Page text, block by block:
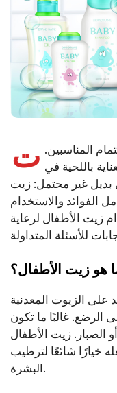
ت المناسبين.
باللحية في
بديل غير محتمل: زيت
الفوائد والاستخدام
زيت الأطفال لرعاية
هو زيت الأطفال؟
على الزيوت المعدنية
غالبًا ما تكون
الصبار. زيت الأطفال
خيارًا شائعًا لترطيب
البشرة.